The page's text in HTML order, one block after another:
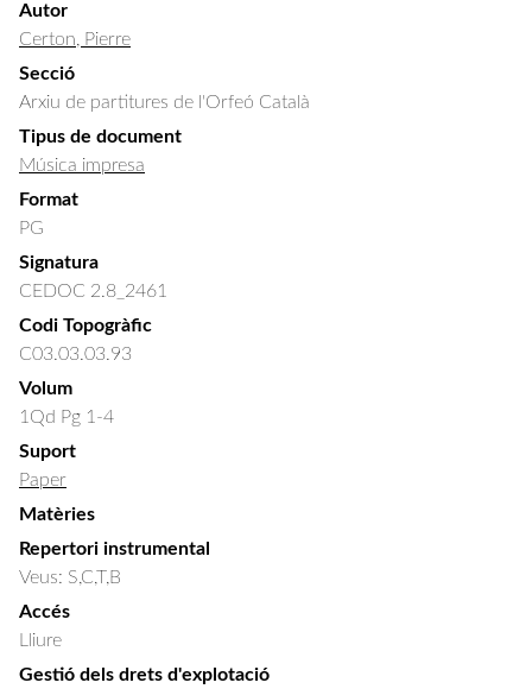
Autor
Certon, Pierre
Secció
Arxiu de partitures de l'Orfeó Català
Tipus de document
Música impresa
Format
PG
Signatura
CEDOC 2.8_2461
Codi Topogràfic
C03.03.03.93
Volum
1Qd Pg 1-4
Suport
Paper
Matèries
Repertori instrumental
Veus: S,C,T,B
Accés
Lliure
Gestió dels drets d'explotació